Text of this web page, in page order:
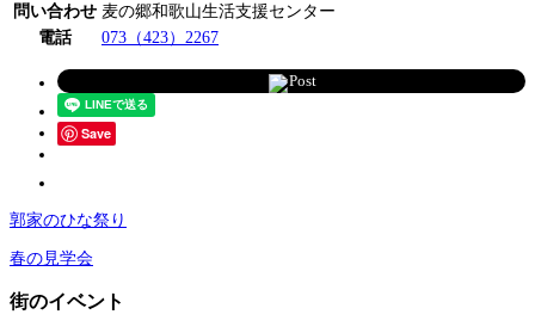
問い合わせ 麦の郷和歌山生活支援センター
電話
073（423）2267
Post
Save
郭家のひな祭り
春の見学会
街のイベント